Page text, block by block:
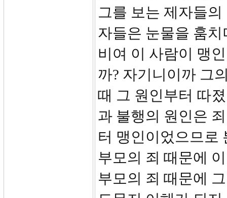
그를 보는 제자들
자들은 눈물을 훔
비여 이 사람이 맹
까? 자기니이까 그
때 그 원인부터 따
과 불행의 원인은
터 맹인이었으므로
부모의 죄 때문에
부모의 죄 때문에